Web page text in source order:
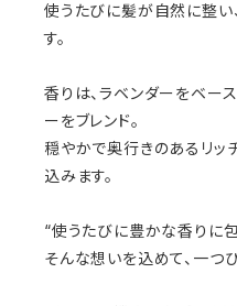
使うたびに髪が自然に整い
す。
香りは、ラベンダーをベー
ーをブレンド。
穏やかで奥行きのあるリッ
込みます。
“使うたびに豊かな香りに
そんな想いを込めて、一つ